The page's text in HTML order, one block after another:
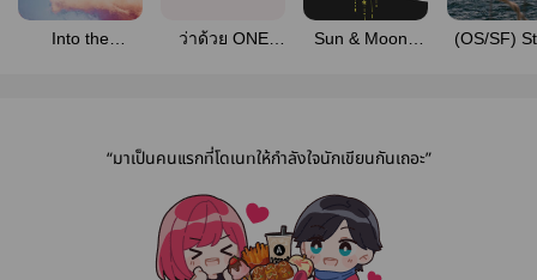
Into the
ว่าด้วย ONE
Sun & Moon |
(OS/SF)
“มาเป็นคนแรกที่โดเนทให้กำลังใจนักเขียนกันเถอะ”